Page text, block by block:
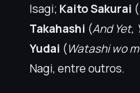
Isagi; Kaito Sakurai (
Takahashi (And Yet,
Yudai (Watashi wo
Nagi, entre outros.